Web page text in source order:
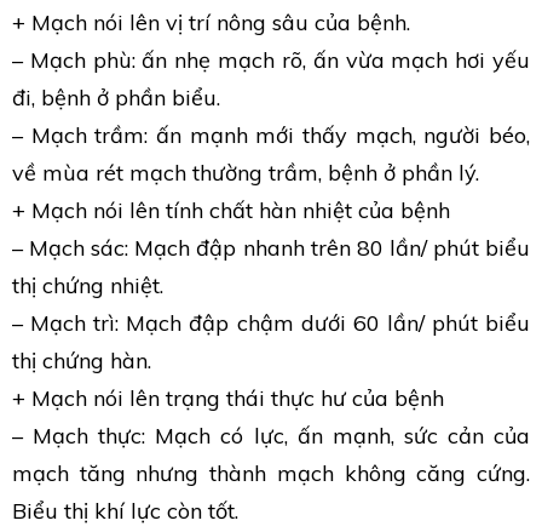
+ Mạch nói lên vị trí nông sâu của bệnh.
– Mạch phù: ấn nhẹ mạch rõ, ấn vừa mạch hơi yếu
đi, bệnh ở phần biểu.
– Mạch trầm: ấn mạnh mới thấy mạch, người béo,
về mùa rét mạch thường trầm, bệnh ở phần lý.
+ Mạch nói lên tính chất hàn nhiệt của bệnh
– Mạch sác: Mạch đập nhanh trên 80 lần/ phút biểu
thị chứng nhiệt.
– Mạch trì: Mạch đập chậm dưới 60 lần/ phút biểu
thị chứng hàn.
+ Mạch nói lên trạng thái thực hư của bệnh
– Mạch thực: Mạch có lực, ấn mạnh, sức cản của
mạch tăng nhưng thành mạch không căng cứng.
Biểu thị khí lực còn tốt.